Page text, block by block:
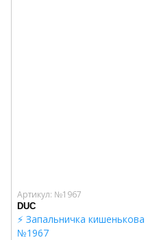
Артикул: №1967
DUC
⚡️ Запальничка
№1967